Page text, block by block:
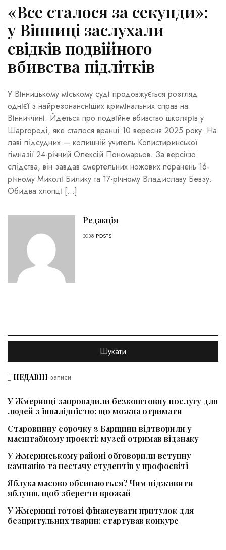
«Все сталося за секунди»:
у Вінниці заслухали
свідків подвійного
вбивства підлітків
У Вінницькому міському суді продовжується розгляд
однієї з найрезонансніших кримінальних справ на
Вінниччині. Йдеться про подвійне вбивство школярів у
Шаргороді, яке сталося вранці 10 вересня 2025 року. На
лаві підсудних — колишній учитель Копистиринської
гімназії 24-річний Олексій Пономарьов. За версією
слідства, він завдав смертельних ножових поранень 16-
річному Миколі Билику та 17-річному Владиславу Бевзу.
Обидва хлопці […]
Редакція
3038 POSTS
НЕДАВНІ записи
У Жмеринці запровадили безкоштовну послугу для
людей з інвалідністю: що можна отримати
Старовинну сорочку з Барщини відтворили у
масштабному проєкті: музей отримав відзнаку
У Жмеринському районі обговорили вступну
кампанію та нестачу студентів у профосвіті
Яблука масово обсипаються? Чим підживити
яблуню, щоб зберегти врожай
У Жмеринці готові фінансувати притулок для
безпритульних тварин: стартував конкурс